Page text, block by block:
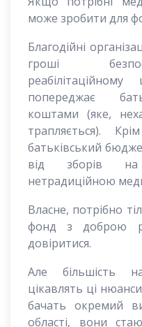
може зробити для
Благодійні
гроші
попереджає
коштами (яке,
трапляється).
батьківський
від зборів на
нетрадиційною
Власне, потрібно
фонд з доброю
довіритися.
Але більшість
цікавлять ці
бачать окремий
області, вони